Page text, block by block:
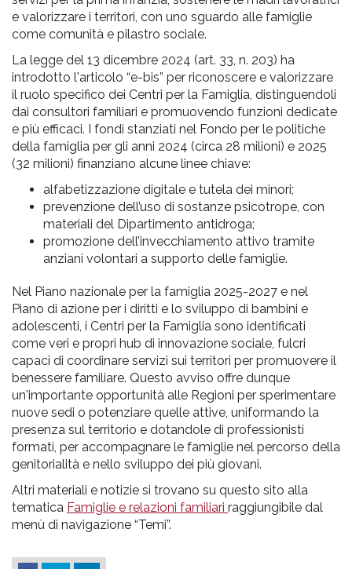
e valorizzare i territori, con uno sguardo alle famiglie
come comunità e pilastro sociale.
La legge del 13 dicembre 2024 (art. 33, n. 203) ha
introdotto l'articolo “e-bis” per riconoscere e valorizzare
il ruolo specifico dei Centri per la Famiglia, distinguendoli
dai consultori familiari e promuovendo funzioni dedicate
e più efficaci. I fondi stanziati nel Fondo per le politiche
della famiglia per gli anni 2024 (circa 28 milioni) e 2025
(32 milioni) finanziano alcune linee chiave:
alfabetizzazione digitale e tutela dei minori;
prevenzione dell’uso di sostanze psicotrope, con
materiali del Dipartimento antidroga;
promozione dell’invecchiamento attivo tramite
anziani volontari a supporto delle famiglie.
Nel Piano nazionale per la famiglia 2025-2027 e nel
Piano di azione per i diritti e lo sviluppo di bambini e
adolescenti, i Centri per la Famiglia sono identificati
come veri e propri hub di innovazione sociale, fulcri
capaci di coordinare servizi sui territori per promuovere il
benessere familiare. Questo avviso offre dunque
un'importante opportunità alle Regioni per sperimentare
nuove sedi o potenziare quelle attive, uniformando la
presenza sul territorio e dotandole di professionisti
formati, per accompagnare le famiglie nel percorso della
genitorialità e nello sviluppo dei più giovani.
Altri materiali e notizie si trovano su questo sito alla
tematica Famiglie e relazioni familiari raggiungibile dal
menù di navigazione “Temi”.